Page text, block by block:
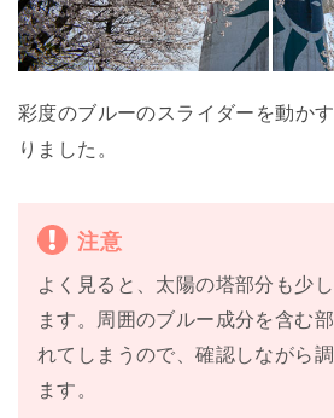
彩度のブルーのスライダーを動か
りました。
注意
よく見ると、太陽の塔部分も少
ます。周囲のブルー成分を含む
れてしまうので、確認しながら
ます。